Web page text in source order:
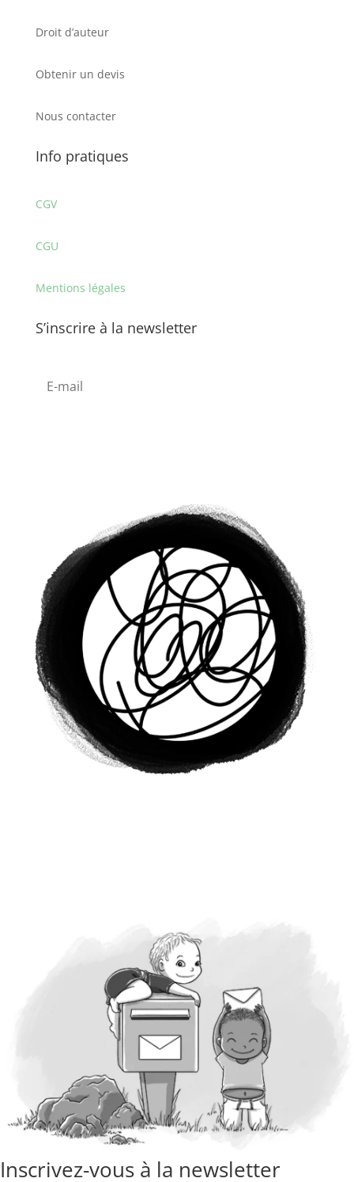
Droit d’auteur
Obtenir un devis
Nous contacter
Info pratiques
CGV
CGU
Mentions légales
S’inscrire à la newsletter
Inscrivez-vous à la newsletter